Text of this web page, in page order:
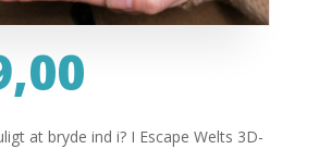
at bryde ind i? I Escape Welts 3D-